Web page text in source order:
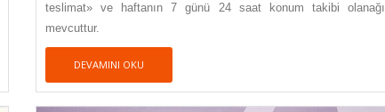
teslimat» ve haftanın 7 günü 24 saat konum takibi olanağı
mevcuttur.
DEVAMINI OKU